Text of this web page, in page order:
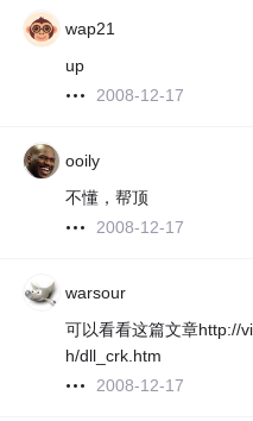
wap21
up
2008-12-17
ooily
不懂，帮顶
2008-12-17
warsour
可以看看这篇文章http://
h/dll_crk.htm
2008-12-17